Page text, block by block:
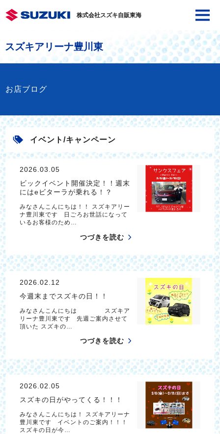
株式会社スズキ自販東海
スズキアリーナ豊川東
お店ブログ
イベント/キャンペーン
2026.03.05
ビックイベント開催決定！！週末
にはeビターラが乗れる！？
みなさんこんにちは！！ スズキアリー
ナ豊川東です 日ごろお世話になって
いるお客様のため…
つづきを読む
2026.02.12
今週末までスズキの日！！
みなさんこんにちは スズキア
リーナ豊川東です 先週ご案内させて
頂いた スズキの…
つづきを読む
2026.02.05
スズキの日がやってくる！！！
みなさんこんにちは！ スズキアリーナ
豊川東です イベントのご案内！！！
スズキの日が今…